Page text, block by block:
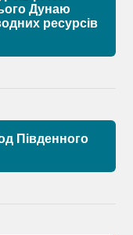
Дунаю
ресурсів
Південного